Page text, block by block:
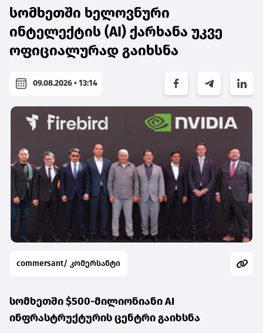
სომხეთში ხელოვნური
ინტელექტის (AI) ქარხანა უკვე
ოფიციალურად გაიხსნა
09.08.2026 • 13:14
commersant/ კომერსანტი
სომხეთში $500-მილიონიანი AI
ინფრასტრუქტურის ცენტრი გაიხსნა